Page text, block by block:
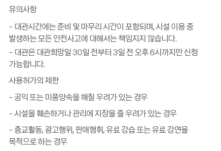
유의사항
- 대관시간에는 준비 및 마무리 시간이 포함되며, 시설 이용 중
발생하는 모든 안전사고에 대해서는 책임지지 않습니다.
- 대관은 대관희망일 30일 전부터 3일 전 오후 6시까지만 신청
가능합니다.
사용허가의 제한
- 공익 또는 미풍양속을 해칠 우려가 있는 경우
- 시설을 훼손하거나 관리에 지장을 줄 우려가 있는 경우
- 종교활동, 광고행위, 판매행휘, 유료 강습 또는 유료 강연을
목적으로 하는 경우